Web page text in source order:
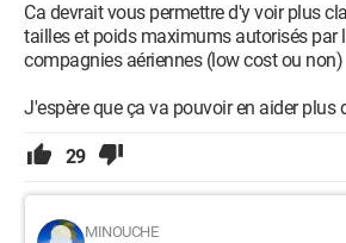
Ca devrait vous permettre d'y voir plus
tailles et poids maximums autorisés par
compagnies aériennes (low cost ou non)
J'espère que ça va pouvoir en aider plus
29
MINOUCHE